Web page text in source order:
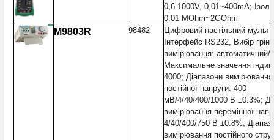
0,6-1000V, 0,01~400mA;
0,01 MOhm~2GOhm
M9803R 98482
Цифровий настільний
Інтерфейс RS232, Вибір
вимірювання: автоматичний/
Максимальне значення
4000; Діапазони вимірювання
постійної напруги: 400
мВ/4/40/400/1000 В ±0.3%;
вимірювання перемінної
4/40/400/750 В ±0.8%;
вимірювання постійного